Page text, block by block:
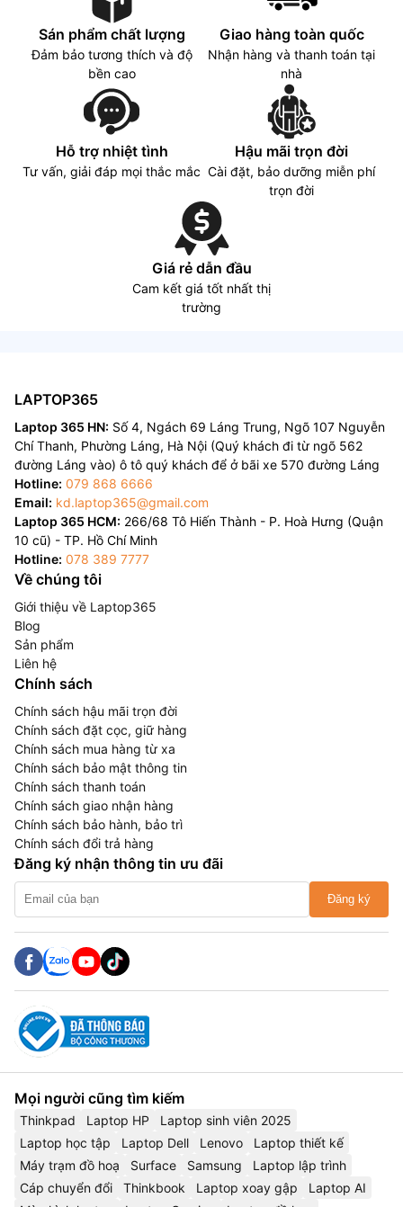
Sán phẩm chất lượng
Đảm bảo tương thích và độ
bền cao
Giao hàng toàn quốc
Nhận hàng và thanh toán tại
nhà
Hỗ trợ nhiệt tình
Tư vấn, giải đáp mọi thắc mắc
Hậu mãi trọn đời
Cài đặt, bảo dưỡng miễn phí
trọn đời
Giá rẻ dẫn đầu
Cam kết giá tốt nhất thị
trường
LAPTOP365
Laptop 365 HN: Số 4, Ngách 69 Láng Trung, Ngõ 107 Nguyễn
Chí Thanh, Phường Láng, Hà Nội (Quý khách đi từ ngõ 562
đường Láng vào) ô tô quý khách để ở bãi xe 570 đường Láng
Hotline: 079 868 6666
Email: kd.laptop365@gmail.com
Laptop 365 HCM: 266/68 Tô Hiến Thành - P. Hoà Hưng (Quận
10 cũ) - TP. Hồ Chí Minh
Hotline: 078 389 7777
Về chúng tôi
Giới thiệu về Laptop365
Blog
Sản phẩm
Liên hệ
Chính sách
Chính sách hậu mãi trọn đời
Chính sách đặt cọc, giữ hàng
Chính sách mua hàng từ xa
Chính sách bảo mật thông tin
Chính sách thanh toán
Chính sách giao nhận hàng
Chính sách bảo hành, bảo trì
Chính sách đổi trả hàng
Đăng ký nhận thông tin ưu đãi
Đăng ký
Mọi người cũng tìm kiếm
Thinkpad Laptop HP
Laptop sinh viên 2025
Laptop học tập
Laptop Dell Lenovo
Laptop thiết kế
Máy trạm đồ hoạ
Surface Samsung
Laptop lập trình
Cáp chuyển đổi
Thinkbook Laptop xoay gập
Laptop AI